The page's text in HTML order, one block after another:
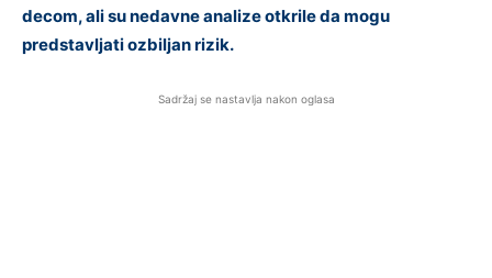
decom, ali su nedavne analize otkrile da mogu
predstavljati ozbiljan rizik.
Sadržaj se nastavlja nakon oglasa